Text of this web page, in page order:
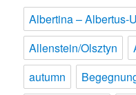
Albertina – Albertus-
Allenstein/Olsztyn
autumn